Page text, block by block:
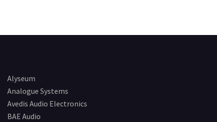
Alyseum
Analogue Systems
Avedis Audio Electronics
BAE Audio